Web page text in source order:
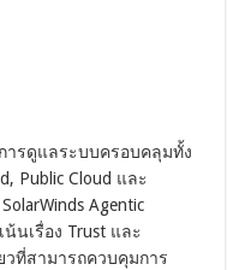
ารดูแลระบบครอบคลุมทั้ง
Public Cloud และ
Agentic
น้นเรื่อง Trust และ
วที่สามารถควบคุมการ